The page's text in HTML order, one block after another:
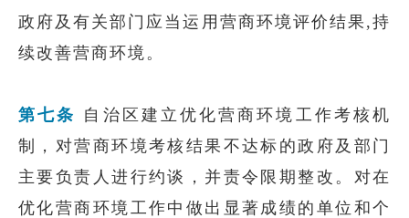
政府及有关部门应当运用营商环境评价结果,持
续改善营商环境。
第七条 自治区建立优化营商环境工作考核机
制，对营商环境考核结果不达标的政府及部门
主要负责人进行约谈，并责令限期整改。对在
优化营商环境工作中做出显著成绩的单位和个